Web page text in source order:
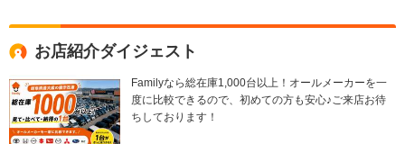
お店紹介ダイジェスト
Familyなら総在庫1,000台以上！オールメーカーを一
度に比較できるので、初めての方も安心♪ご来店お待
ちしております！